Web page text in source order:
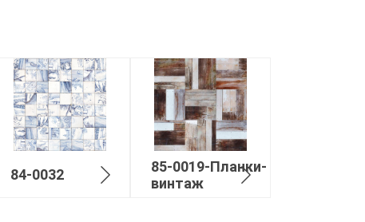
84-0032
85-0019-Планки-
винтаж